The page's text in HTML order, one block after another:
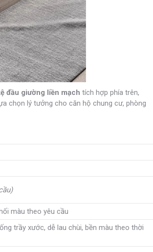
đầu giường liền mạch tích hợp phía trên,
chọn lý tưởng cho căn hộ chung cư, phòng
màu theo yêu cầu
trầy xước, dễ lau chùi, bền màu theo thời